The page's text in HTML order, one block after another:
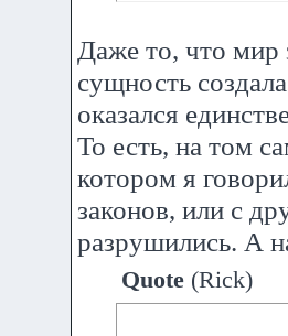
Даже то, что мир
сущность
оказался
То есть, на том
котором я
законов, или с
разрушились. А
Quote (Rick)